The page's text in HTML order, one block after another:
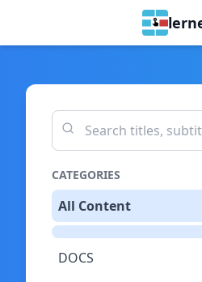
CATEGORIES
All Content
DOCS